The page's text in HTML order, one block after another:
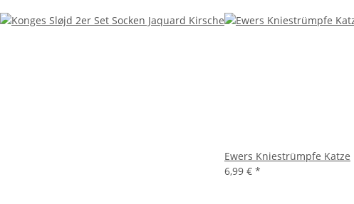
Ewers Kniestrümpfe Katze
6,99 € *